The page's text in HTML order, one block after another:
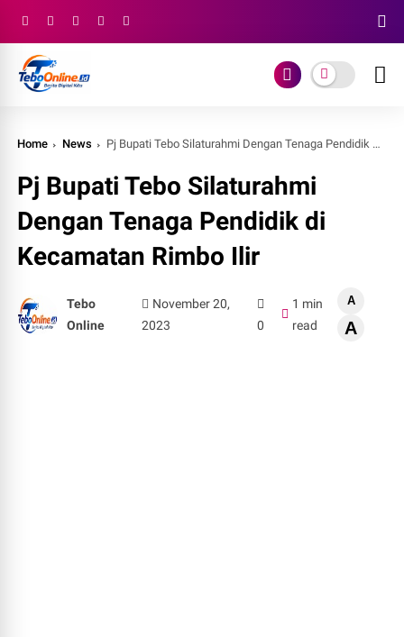
Home News Pj Bupati Tebo Silaturahmi Dengan Tenaga Pendidik di Kecamatan Rimbo Ilir
Pj Bupati Tebo Silaturahmi
Dengan Tenaga Pendidik di
Kecamatan Rimbo Ilir
Tebo
Online
November 20,
2023
0
1 min
read
A
A